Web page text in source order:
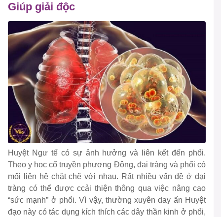
Giúp giải độc
Huyệt Ngư tế có sự ảnh hưởng và liên kết đến phổi.
Theo y học cổ truyền phương Đông, đại tràng và phổi có
mối liên hệ chặt chẽ với nhau. Rất nhiều vấn đề ở đại
tràng có thể được ccải thiện thông qua việc nâng cao
“sức mạnh” ở phổi. Vì vậy, thường xuyên day ấn Huyệt
đạo này có tác dụng kích thích các dây thần kinh ở phổi,